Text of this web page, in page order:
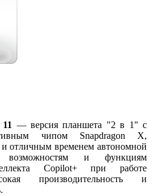
— версия планшета "2 в 1" с
чипом Snapdragon X,
отличным временем автономной
возможностям и функциям
Copilot+ при работе
производительность и